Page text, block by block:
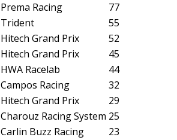
Prema Racing
77
Trident
55
Hitech Grand Prix
52
Hitech Grand Prix
45
HWA Racelab
44
Campos Racing
32
Hitech Grand Prix
29
Charouz Racing System 25
Carlin Buzz Racing
23